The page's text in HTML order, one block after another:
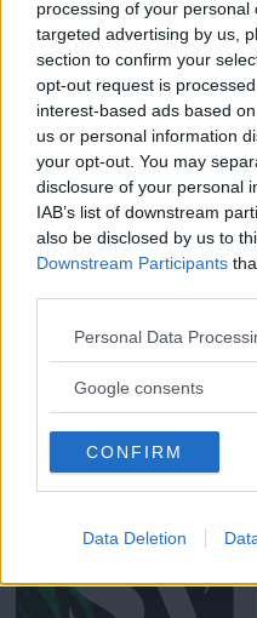
processing of your
targeted advertising by us,
section to confirm your
opt-out request is
interest-based ads based
us or personal information
your opt-out. You may
disclosure of your personal
IAB’s list of downstream
also be disclosed by us to
Downstream Participants
Please note that this
not limited to your visit or
use your data for below
consent section.
Personal Data
Google consents
CONFIRM
Data Deletion
Läs Frias
Syreär Sveriges enda
finns både digitalt och i
ockupation är hemlig än
Nordenström.
ANNONSER